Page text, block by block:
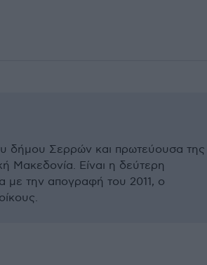
δήμου Σερρών και πρωτεύουσα της
Μακεδονία. Είναι η δεύτερη
με την απογραφή του 2011, ο